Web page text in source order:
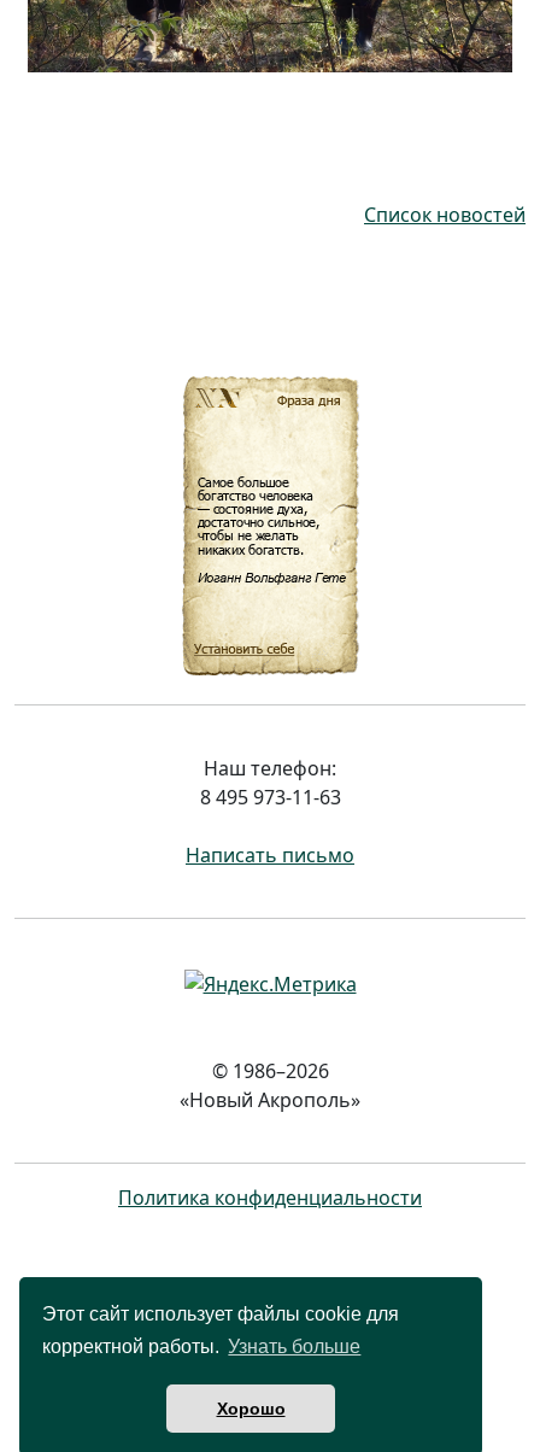
Этот сайт использует файлы cookie для
корректной работы. Узнать больше
Хорошо
Список новостей
Наш телефон:
8 495 973-11-63
Написать письмо
© 1986–2026
«Новый Акрополь»
Политика конфиденциальности